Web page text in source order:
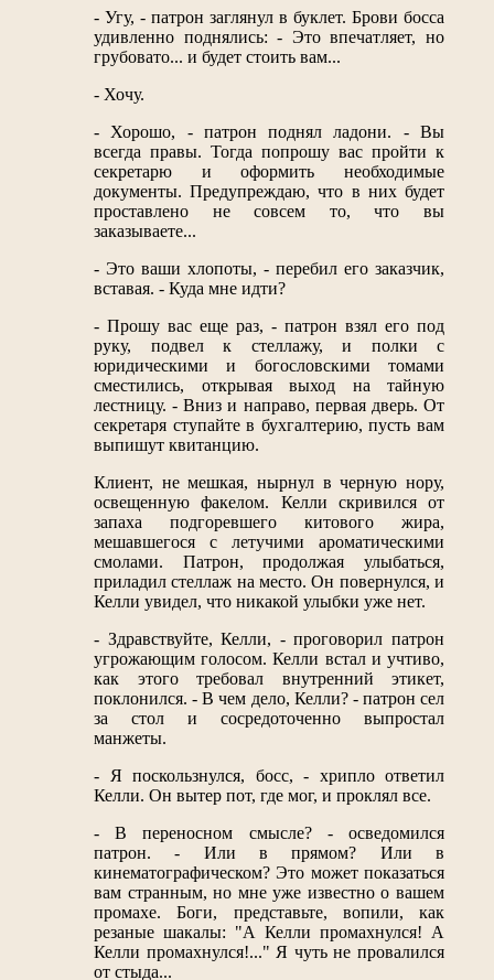
- Угу, - патрон заглянул в буклет. Брови босса
удивленно поднялись: - Это впечатляет, но
грубовато... и будет стоить вам...
- Хочу.
- Хорошо, - патрон поднял ладони. - Вы
всегда правы. Тогда попрошу вас пройти к
секретарю и оформить необходимые
документы. Предупреждаю, что в них будет
проставлено не совсем то, что вы
заказываете...
- Это ваши хлопоты, - перебил его заказчик,
вставая. - Куда мне идти?
- Прошу вас еще раз, - патрон взял его под
руку, подвел к стеллажу, и полки с
юридическими и богословскими томами
сместились, открывая выход на тайную
лестницу. - Вниз и направо, первая дверь. От
секретаря ступайте в бухгалтерию, пусть вам
выпишут квитанцию.
Клиент, не мешкая, нырнул в черную нору,
освещенную факелом. Келли скривился от
запаха подгоревшего китового жира,
мешавшегося с летучими ароматическими
смолами. Патрон, продолжая улыбаться,
приладил стеллаж на место. Он повернулся, и
Келли увидел, что никакой улыбки уже нет.
- Здравствуйте, Келли, - проговорил патрон
угрожающим голосом. Келли встал и учтиво,
как этого требовал внутренний этикет,
поклонился. - В чем дело, Келли? - патрон сел
за стол и сосредоточенно выпростал
манжеты.
- Я поскользнулся, босс, - хрипло ответил
Келли. Он вытер пот, где мог, и проклял все.
- В переносном смысле? - осведомился
патрон. - Или в прямом? Или в
кинематографическом? Это может показаться
вам странным, но мне уже известно о вашем
промахе. Боги, представьте, вопили, как
резаные шакалы: "А Келли промахнулся! А
Келли промахнулся!..." Я чуть не провалился
от стыда...